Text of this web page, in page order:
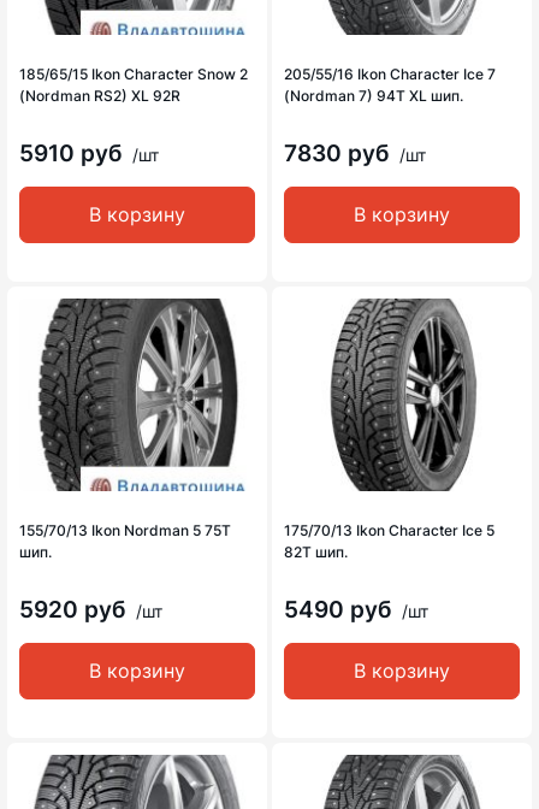
185/65/15 Ikon Character Snow 2
(Nordman RS2) XL 92R
5910 руб /шт
В корзину
205/55/16 Ikon Character Ice 7
(Nordman 7) 94T XL шип.
7830 руб /шт
В корзину
155/70/13 Ikon Nordman 5 75T
шип.
5920 руб /шт
В корзину
175/70/13 Ikon Character Ice 5
82T шип.
5490 руб /шт
В корзину